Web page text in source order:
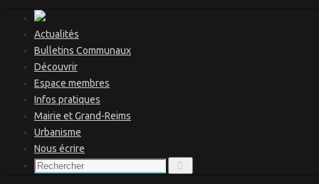
Passer
contenu
Actualités
Bulletins Communaux
Découvrir
Espace membres
Infos pratiques
Mairie et Grand-Reims
Urbanisme
Nous écrire
Recherche
Rechercher